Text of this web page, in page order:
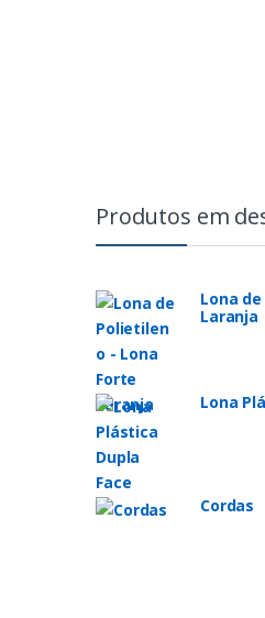
Produtos em
Lona
Laranja
Lona
Cordas